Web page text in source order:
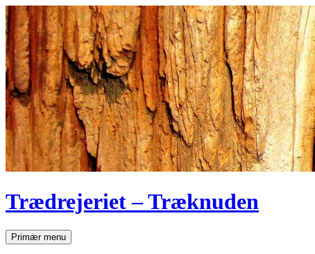
Hop
til
indhold
Trædrejeriet – Træknuden
SøgPrimær menu